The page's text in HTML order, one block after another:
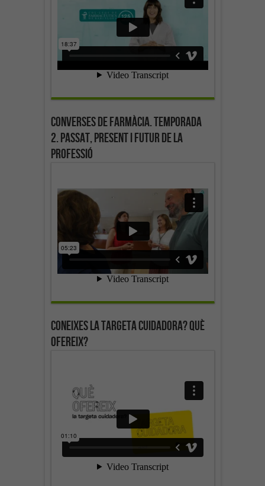
Converses de farmàcia. Temporada
2. Passat, present i futur de la
professió
Coneixes la targeta cuidadora? Què
ofereix?